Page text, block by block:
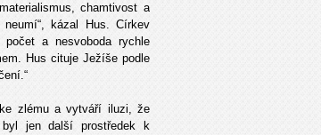
chamtivost a
kázal Hus. Církev
a nesvoboda rychle
Hus cituje Ježíše podle
zlému a vytváří iluzi, že
jen další prostředek k